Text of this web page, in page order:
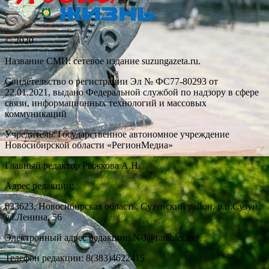
© 2020
Название СМИ: cетевое издание suzungazeta.ru.
Свидетельство о регистрации Эл № ФС77-80293 от
22.01.2021, выдано Федеральной службой по надзору в сфере
связи, информационных технологий и массовых
коммуникаций
Учредитель: Государственное автономное учреждение
Новосибирской области «РегионМедиа»
Главный редактор Рыжкова А.Н.
Адрес редакции:
633623, Новосибирская область, Сузунский район, р.п.Сузун,
ул.Ленина, 56
Электронный адрес редакции: N-J@rambler.ru
Телефон редакции: 8(383)4622415